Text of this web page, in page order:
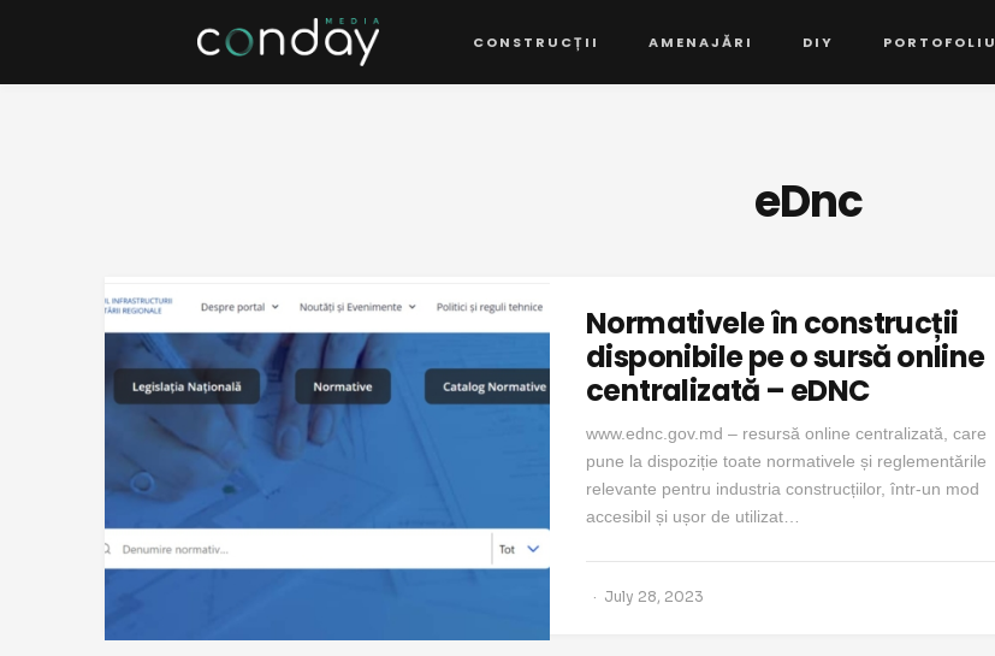
CONSTRUCȚII AMENAJĂRI DIY PORTOFOLIU
eDnc
Normativele în construcții
disponibile pe o sursă online
centralizată – eDNC
www.ednc.gov.md – resursă online centralizată, care
pune la dispoziție toate normativele și reglementările
relevante pentru industria construcțiilor, într-un mod
accesibil și ușor de utilizat…
July 28, 2023